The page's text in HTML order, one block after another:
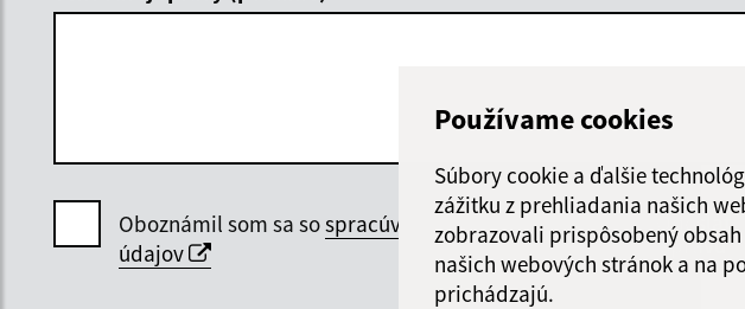
Používame cookies
Súbory cookie a ďalšie
zážitku z prehliadania našich
zobrazovali prispôsobený
našich webových stránok a na
prichádzajú.
Oboznámil som sa sospracúvaním osobných
údajov
GoogleOdoslať
správu